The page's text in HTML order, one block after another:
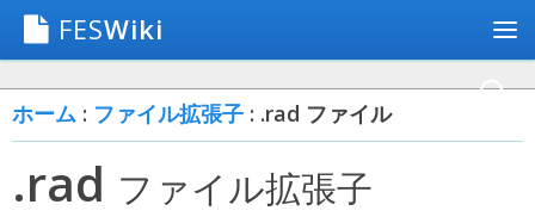
FESWiki
ホーム : ファイル拡張子 : .rad ファイル
.rad ファイル拡張子